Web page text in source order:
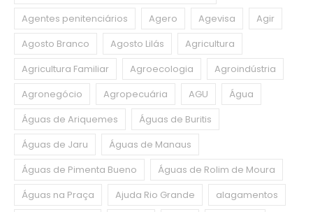
Agentes penitenciários Agero Agevisa
Agir
Agosto Branco
Agosto Lilás
Agricultura
Agricultura Familiar
Agroecologia
Agroindústria
Agronegócio
Agropecuária AGU
Água
Águas de Ariquemes
Águas de Buritis
Águas de Jaru
Águas de Manaus
Águas de Pimenta Bueno
Águas de Rolim de Moura
Águas na Praça
Ajuda Rio Grande
alagamentos